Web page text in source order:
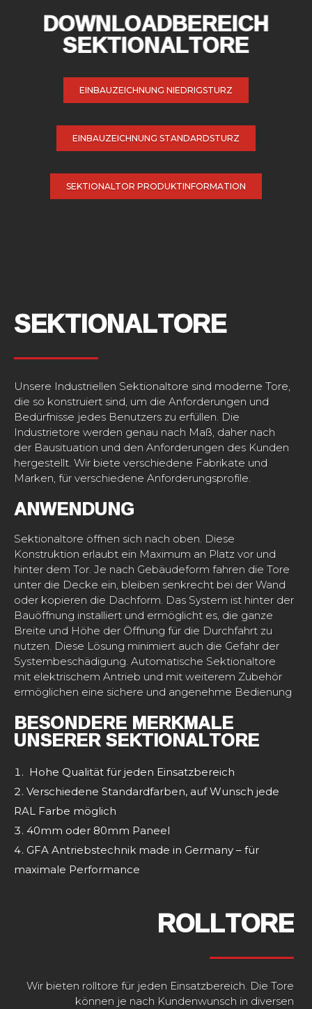
DOWNLOADBEREICH
SEKTIONALTORE
EINBAUZEICHNUNG NIEDRIGSTURZ
EINBAUZEICHNUNG STANDARDSTURZ
SEKTIONALTOR PRODUKTINFORMATION
SEKTIONALTORE
Unsere Industriellen Sektionaltore sind moderne Tore,
die so konstruiert sind, um die Anforderungen und
Bedürfnisse jedes Benutzers zu erfüllen. Die
Industrietore werden genau nach Maß, daher nach
der Bausituation und den Anforderungen des Kunden
hergestellt. Wir biete verschiedene Fabrikate und
Marken, für verschiedene Anforderungsprofile.
ANWENDUNG
Sektionaltore öffnen sich nach oben. Diese
Konstruktion erlaubt ein Maximum an Platz vor und
hinter dem Tor. Je nach Gebäudeform fahren die Tore
unter die Decke ein, bleiben senkrecht bei der Wand
oder kopieren die Dachform. Das System ist hinter der
Bauöffnung installiert und ermöglicht es, die ganze
Breite und Höhe der Öffnung für die Durchfahrt zu
nutzen. Diese Lösung minimiert auch die Gefahr der
Systembeschädigung. Automatische Sektionaltore
mit elektrischem Antrieb und mit weiterem Zubehör
ermöglichen eine sichere und angenehme Bedienung
BESONDERE MERKMALE
UNSERER SEKTIONALTORE
Hohe Qualität für jeden Einsatzbereich
Verschiedene Standardfarben, auf Wunsch jede
RAL Farbe möglich
40mm oder 80mm Paneel
GFA Antriebstechnik made in Germany – für
maximale Performance
ROLLTORE
Wir bieten rolltore für jeden Einsatzbereich. Die Tore
können je nach Kundenwunsch in diversen